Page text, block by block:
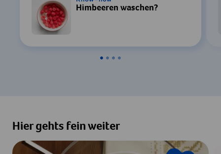
Himbeeren waschen?
Hier gehts fein weiter